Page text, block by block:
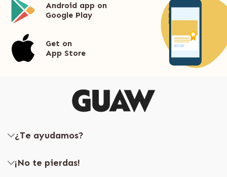
Android app on
Google Play
Get on
App Store
¿Te ayudamos?
¡No te pierdas!